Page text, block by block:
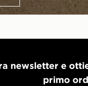
newsletter e
primo